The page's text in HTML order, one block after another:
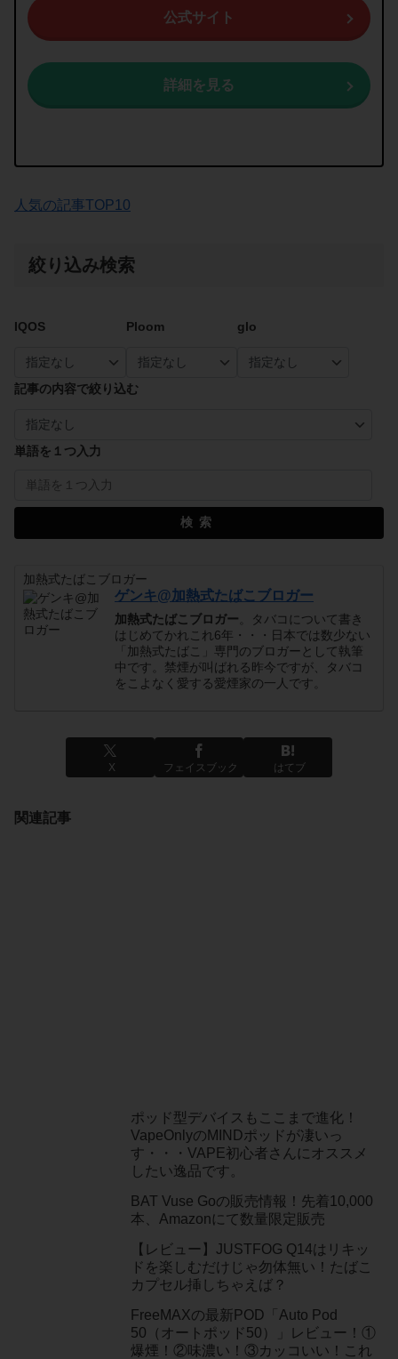
公式サイト
詳細を見る
人気の記事TOP10
絞り込み検索
IQOS Ploom glo
記事の内容で絞り込む
単語を１つ入力
検索
加熱式たばこブロガー
ゲンキ@加熱式たばこブロガー
加熱式たばこブロガー 。タバコについて書き
はじめてかれこれ6年・・・日本では数少ない
「加熱式たばこ」専門のブロガーとして執筆
中です。禁煙が叫ばれる昨今ですが、タバコ
をこよなく愛する愛煙家の一人です。
X フェイスブック はてブ
関連記事
ポッド型デバイスもここまで進化！
VapeOnlyのMINDポッドが凄いっ
す・・・VAPE初心者さんにオススメ
したい逸品です。
BAT Vuse Goの販売情報！先着10,000
本、Amazonにて数量限定販売
【レビュー】JUSTFOG Q14はリキッ
ドを楽しむだけじゃ勿体無い！たばこ
カプセル挿しちゃえば？
FreeMAXの最新POD「Auto Pod
50（オートポッド50）」レビュー！①
爆煙！②味濃い！③カッコいい！これ